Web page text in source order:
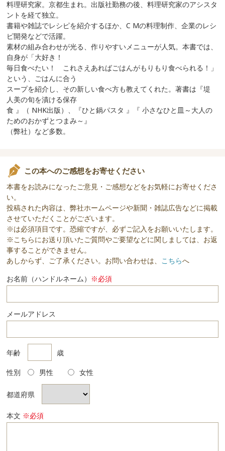
料理研究家。京都生まれ。出版社勤務の後、料理研究家のアシスタ
ントを経て独立。
書籍や雑誌でレシピを紹介するほか、C Mの料理制作、企業のレシ
ピ開発などで活躍。
素材の組み合わせが光る、作りやすいメニューが人気。本書では、
自身が「大好き！
毎日食べたい！ これさえあればごはんがもりもり食べられる！」
という、ごはんに合う
スープを紹介し、その新しい食べ方も教えてくれた。著書は『堤
人美の旬を漬ける保存
食 』（ NHK出版）、『ひと鍋パスタ 』『 小さなひと皿～大人の
ためのおかずとつまみ～』
（弊社）など多数。
この本へのご感想をお寄せください
本書をお読みになったご意見・ご感想などをお気軽にお寄せくださ
い。
投稿された内容は、弊社ホームページや新聞・雑誌広告などに掲載
させていただくことがございます。
※は必須項目です。恐縮ですが、必ずご記入をお願いいたします。
※こちらにお送り頂いたご質問やご要望などに関しましては、お返
事することができません。
あしからず、ご了承ください。お問い合わせは、 こちらへ
お名前（ハンドルネーム） ※必須
メールアドレス
年齢 歳
性別 男性 女性
都道府県
本文 ※必須